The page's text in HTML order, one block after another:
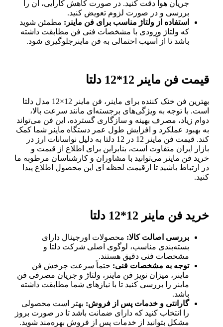
جریان هوا دقت کنید. در صورت کاهش کارایی، آن را
بررسی و در صورت لزوم تعویض کنید.
استفاده از ولتاژ مناسب برای فن ماینر: مطمئن شوید
که ولتاژ ورودی با مشخصات فنی فن مطابقت داشته
باشد تا از آسیب احتمالی به فن ماینرجلوگیری شود.
قیمت فن ماینر 12*12 دلتا
بهترین فن خنک کننده برای ماینر، فن ماینر 12×12 مدل دلتا
است. با توجه به ویژگی‌های برجسته‌ای مانند سرعت بالا،
دوام زیاد، مصرف بهینه و سازگاری گسترده، این فن می‌تواند
به بهبود عملکرد و افزایش طول عمر دستگاه ماینر شما کمک
کند. قیمت فن ماینر 12 در 12 دلتا به دلیل نواسانات ارز در
بازار ایران متفاوت است، بنابراین برای اطلاع از قیمت و
خرید فن ماینر می‌توانید با مشاوران و کارشناسان مرطوبه ما
در ارتباط باشید تا ازقیمت لحظه ای این محصول اطلاع پیدا
کنید.
خرید فن ماینر 12*12 دلتا
بررسی اصالت کالا: محصولات اورجینال دارای
بسته‌بندی مناسب، لوگوی اصلی شرکت دلتا و
مشخصات فنی دقیق هستند.
توجه به مشخصات فنی: حتماً سرعت چرخش فن
ماینر، میزان نویز فن ماینر، ولتاژ و جریان مصرفی فن
ماینر را بررسی کنید تا با نیازهای شما مطابقت داشته
باشد.
گارانتی و خدمات پس از فروش: بهتر است محصولی
را انتخاب کنید که دارای ضمانت باشد تا در صورت بروز
مشکل بتوانید از خدمات پس از فروش بهره‌مند شوید.